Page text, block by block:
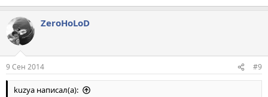
ZeroHoLoD
9 Сен 2014 #9
kuzya написал(а):